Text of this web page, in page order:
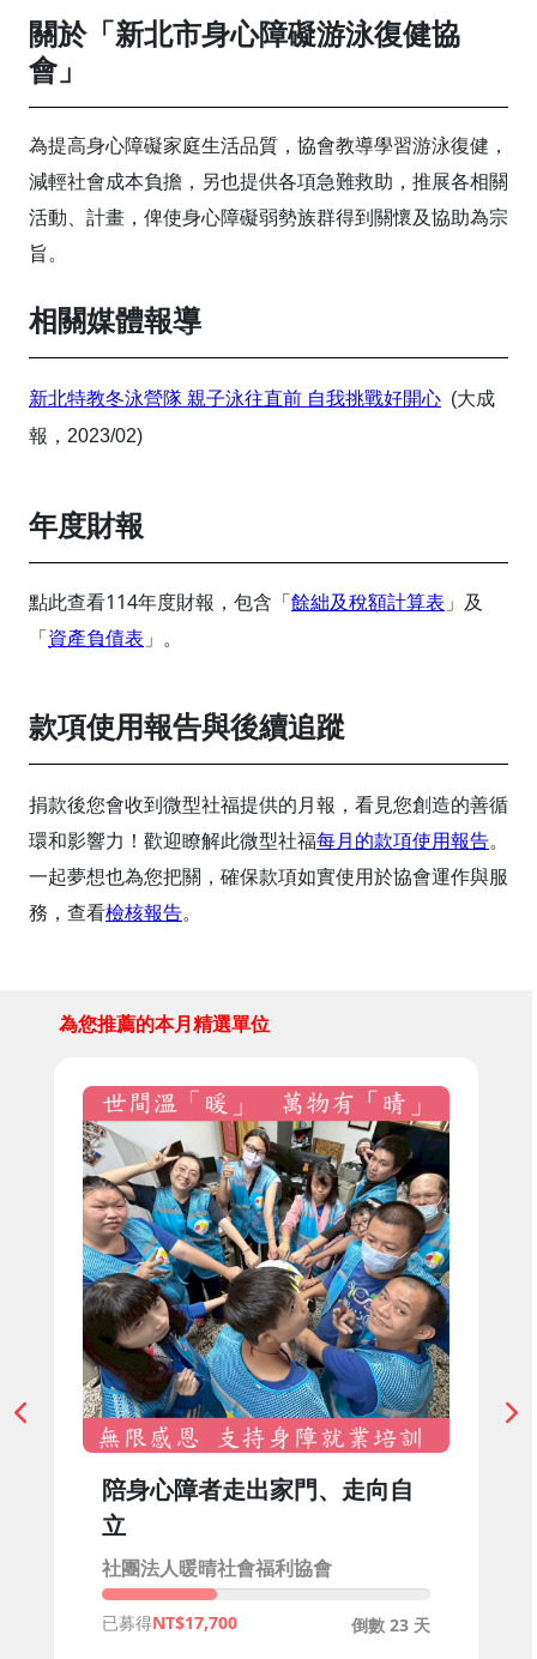
關於「新北市身心障礙游泳復健協
會」
為提高身心障礙家庭生活品質，協會教導學習游泳復健，
減輕社會成本負擔，另也提供各項急難救助，推展各相關
活動、計畫，俾使身心障礙弱勢族群得到關懷及協助為宗
旨。
相關媒體報導
新北特教冬泳營隊 親子泳往直前 自我挑戰好開心 (大成
報，2023/02)
年度財報
點此查看114年度財報，包含「餘絀及稅額計算表」及
「資產負債表」。
款項使用報告與後續追蹤
捐款後您會收到微型社福提供的月報，看見您創造的善循
環和影響力！歡迎瞭解此微型社福每月的款項使用報告。
一起夢想也為您把關，確保款項如實使用於協會運作與服
務，查看檢核報告。
為您推薦的本月精選單位
陪身心障者走出家門、走向自
立
社團法人暖晴社會福利協會
倒數 23 天
已募得 17,700